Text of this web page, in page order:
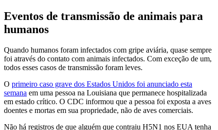
Eventos de transmissão de animais para
humanos
Quando humanos foram infectados com gripe aviária, quase sempre
foi através do contato com animais infectados. Com exceção de um,
todos esses casos de transmissão foram leves.
O primeiro caso grave dos Estados Unidos foi anunciado esta
semana em uma pessoa na Louisiana que permanece hospitalizada
em estado crítico. O CDC informou que a pessoa foi exposta a aves
doentes e mortas em sua propriedade, não de aves comerciais.
Não há registros de que alguém que contraiu H5N1 nos EUA tenha